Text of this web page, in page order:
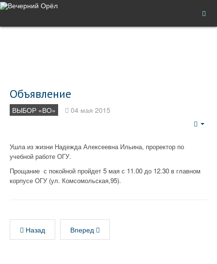
Объявление
ВЫБОР «ВО» 04 мая 2015
Ушла из жизни Надежда Алексеевна Ильина, проректор по
учебной работе ОГУ.
Прощание с покойной пройдет 5 мая с 11.00 до 12.30 в главном
корпусе ОГУ (ул. Комсомольская,95).
Назад Вперед